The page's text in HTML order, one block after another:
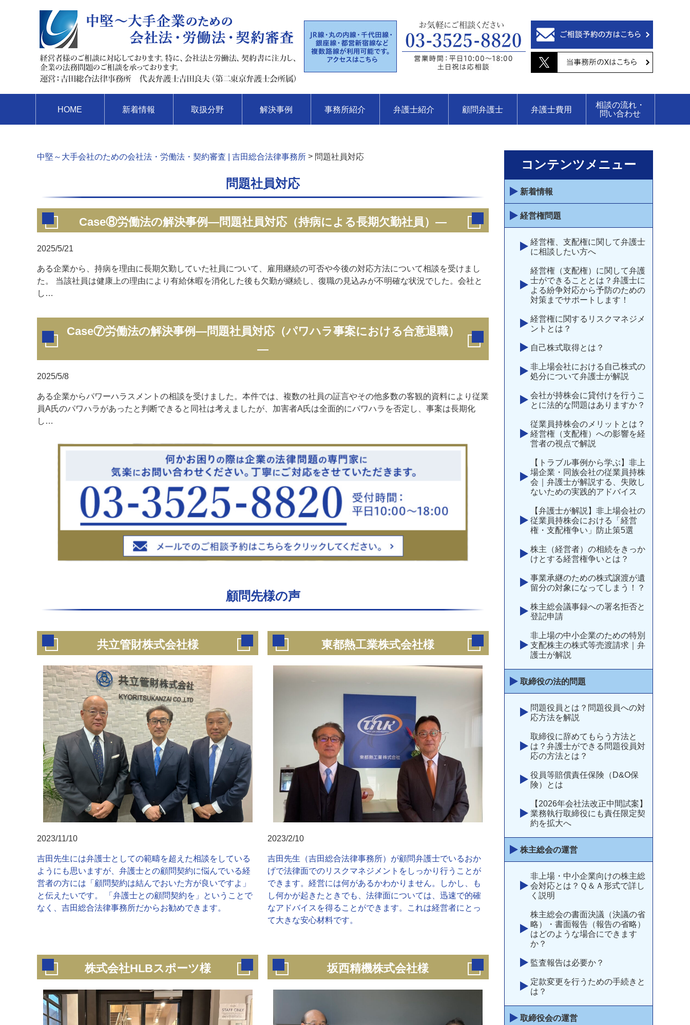
HOME 新着情報 取扱分野 解決事例 事務所紹介 弁護士紹介 顧問弁護士 弁護士費用
相談の流れ・
問い合わせ
中堅～大手会社のための会社法・労働法・契約審査 | 吉田総合法律事務所 > 問題社員対応
問題社員対応
Case⑧労働法の解決事例—問題社員対応（持病による長期欠勤社員）—
2025/5/21
ある企業から、持病を理由に長期欠勤していた社員について、雇用継続の可否や今後の対応方法について相談を受けまし
た。 当該社員は健康上の理由により有給休暇を消化した後も欠勤が継続し、復職の見込みが不明確な状況でした。会社と
し…
Case⑦労働法の解決事例—問題社員対応（パワハラ事案における合意退職）
—
2025/5/8
ある企業からパワーハラスメントの相談を受けました。本件では、複数の社員の証言やその他多数の客観的資料により従業
員A氏のパワハラがあったと判断できると同社は考えましたが、加害者A氏は全面的にパワハラを否定し、事案は長期化
し…
顧問先様の声
共立管財株式会社様
2023/11/10
吉田先生には弁護士としての範疇を超えた相談をしている
ようにも思いますが、弁護士との顧問契約に悩んでいる経
営者の方には「顧問契約は結んでおいた方が良いですよ」
と伝えたいです。 「弁護士との顧問契約を」ということで
なく、吉田総合法律事務所だからお勧めできます。
東都熱工業株式会社様
2023/2/10
吉田先生（吉田総合法律事務所）が顧問弁護士でいるおか
げで法律面でのリスクマネジメントをしっかり行うことが
できます。経営には何があるかわかりません。しかし、も
し何かが起きたときでも、法律面については、迅速で的確
なアドバイスを得ることができます。これは経営者にとっ
て大きな安心材料です。
株式会社HLBスポーツ様 坂西精機株式会社様
コンテンツメニュー
新着情報
経営権問題
経営権、支配権に関して弁護士
に相談したい方へ
経営権（支配権）に関して弁護
士ができることとは？弁護士に
よる紛争対応から予防のための
対策までサポートします！
経営権に関するリスクマネジメ
ントとは？
自己株式取得とは？
非上場会社における自己株式の
処分について弁護士が解説
会社が持株会に貸付けを行うこ
とに法的な問題はありますか？
従業員持株会のメリットとは？
経営権（支配権）への影響を経
営者の視点で解説
【トラブル事例から学ぶ】非上
場企業・同族会社の従業員持株
会｜弁護士が解説する、失敗し
ないための実践的アドバイス
【弁護士が解説】非上場会社の
従業員持株会における「経営
権・支配権争い」防止策5選
株主（経営者）の相続をきっか
けとする経営権争いとは？
事業承継のための株式譲渡が遺
留分の対象になってしまう！？
株主総会議事録への署名拒否と
登記申請
非上場の中小企業のための特別
支配株主の株式等売渡請求｜弁
護士が解説
取締役の法的問題
問題役員とは？問題役員への対
応方法を解説
取締役に辞めてもらう方法と
は？弁護士ができる問題役員対
応の方法とは？
役員等賠償責任保険（D&O保
険）とは
【2026年会社法改正中間試案】
業務執行取締役にも責任限定契
約を拡大へ
株主総会の運営
非上場・中小企業向けの株主総
会対応とは？Ｑ＆Ａ形式で詳し
く説明
株主総会の書面決議（決議の省
略）・書面報告（報告の省略）
はどのような場合にできます
か？
監査報告は必要か？
定款変更を行うための手続きと
は？
取締役会の運営